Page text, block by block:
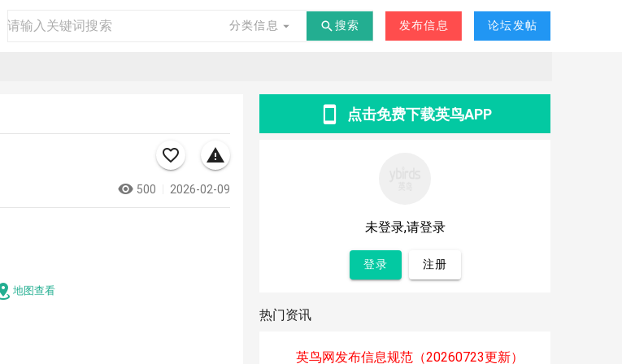
分类信息 搜索 发布信息 论坛发帖
手 商品 商务 交友 其他 -°C
500 2026-02-09
地图查看
点击免费下载英鸟APP
未登录,请登录
登录 注册
热门资讯
英鸟网发布信息规范（20260723更新）